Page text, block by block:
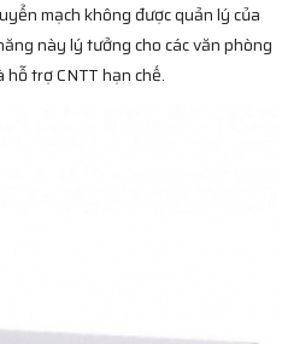
mạch không được quản lý của
này lý tưởng cho các văn phòng
trợ CNTT hạn chế.